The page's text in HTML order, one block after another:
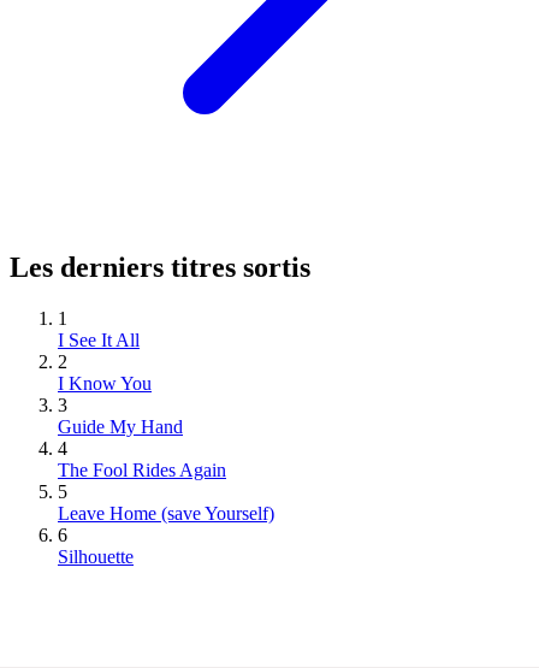
Les derniers titres sortis
1
I See It All
2
I Know You
3
Guide My Hand
4
The Fool Rides Again
5
Leave Home (save Yourself)
6
Silhouette